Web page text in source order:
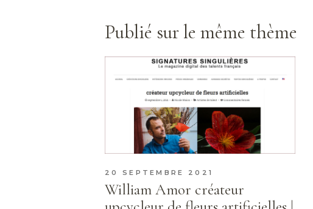
Publié sur le même thème
20 SEPTEMBRE 2021
William Amor créateur